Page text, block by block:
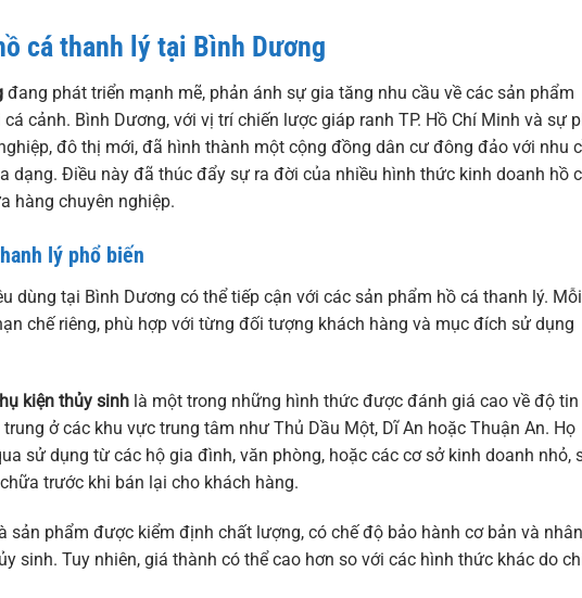
cá thanh lý tại Bình Dương
đang phát triển mạnh mẽ, phản ánh sự gia tăng nhu cầu về các sản phẩm
cảnh. Bình Dương, với vị trí chiến lược giáp ranh TP. Hồ Chí Minh và sự
đô thị mới, đã hình thành một cộng đồng dân cư đông đảo với nhu
dạng. Điều này đã thúc đẩy sự ra đời của nhiều hình thức kinh doanh hồ
hàng chuyên nghiệp.
lý phổ biến
dùng tại Bình Dương có thể tiếp cận với các sản phẩm hồ cá thanh lý. Mỗi
chế riêng, phù hợp với từng đối tượng khách hàng và mục đích sử dụng
kiện thủy sinh là một trong những hình thức được đánh giá cao về độ tin
ở các khu vực trung tâm như Thủ Dầu Một, Dĩ An hoặc Thuận An. Họ
sử dụng từ các hộ gia đình, văn phòng, hoặc các cơ sở kinh doanh nhỏ,
trước khi bán lại cho khách hàng.
sản phẩm được kiểm định chất lượng, có chế độ bảo hành cơ bản và nhân
sinh. Tuy nhiên, giá thành có thể cao hơn so với các hình thức khác do